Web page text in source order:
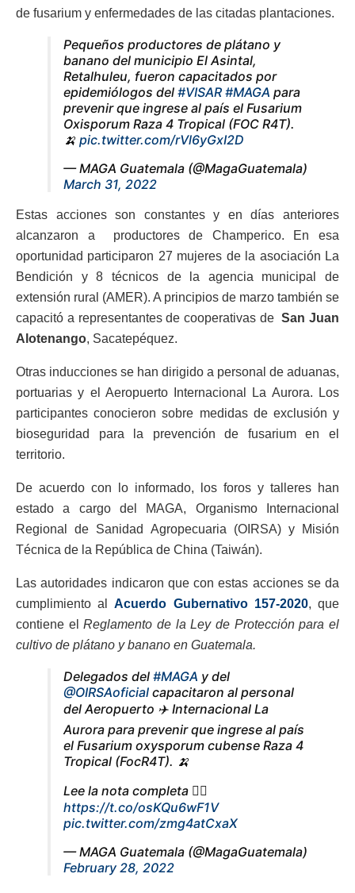
de fusarium y enfermedades de las citadas plantaciones.
Pequeños productores de plátano y
banano del municipio El Asintal,
Retalhuleu, fueron capacitados por
epidemiólogos del #VISAR #MAGA para
prevenir que ingrese al país el Fusarium
Oxisporum Raza 4 Tropical (FOC R4T).
🍌 pic.twitter.com/rVl6yGxI2D
— MAGA Guatemala (@MagaGuatemala)
March 31, 2022
Estas acciones son constantes y en días anteriores
alcanzaron a productores de Champerico. En esa
oportunidad participaron 27 mujeres de la asociación La
Bendición y 8 técnicos de la agencia municipal de
extensión rural (AMER). A principios de marzo también se
capacitó a representantes de cooperativas deSan Juan
Alotenango, Sacatepéquez.
Otras inducciones se han dirigido a personal de aduanas,
portuarias y el Aeropuerto Internacional La Aurora. Los
participantes conocieron sobre medidas de exclusión y
bioseguridad para la prevención de fusarium en el
territorio.
De acuerdo con lo informado, los foros y talleres han
estado a cargo del MAGA, Organismo Internacional
Regional de Sanidad Agropecuaria (OIRSA) y Misión
Técnica de la República de China (Taiwán).
Las autoridades indicaron que con estas acciones se da
cumplimiento alAcuerdo Gubernativo 157-2020, que
contiene elReglamento de la Ley de Protección para el
cultivo de plátano y banano en Guatemala.
Delegados del #MAGA y del
@OIRSAoficial capacitaron al personal
del Aeropuerto ✈️ Internacional La
Aurora para prevenir que ingrese al país
el Fusarium oxysporum cubense Raza 4
Tropical (FocR4T). 🍌
Lee la nota completa 👇🏻
https://t.co/osKQu6wF1V
pic.twitter.com/zmg4atCxaX
— MAGA Guatemala (@MagaGuatemala)
February 28, 2022